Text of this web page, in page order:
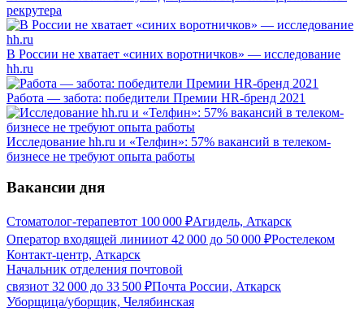
рекрутера
В России не хватает «синих воротничков» — исследование
hh.ru
Работа — забота: победители Премии HR-бренд 2021
Исследование hh.ru и «Телфин»: 57% вакансий в телеком-
бизнесе не требуют опыта работы
Вакансии дня
Стоматолог-терапевтот 100 000 ₽Агидель, Аткарск
Оператор входящей линииот 42 000 до 50 000 ₽Ростелеком
Контакт-центр, Аткарск
Начальник отделения почтовой
связиот 32 000 до 33 500 ₽Почта России, Аткарск
Уборщица/уборщик, Челябинская